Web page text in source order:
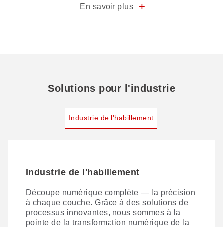
En savoir plus +
Solutions pour l'industrie
Industrie de l'habillement
Industrie de l'habillement
Découpe numérique complète — la précision
à chaque couche. Grâce à des solutions de
processus innovantes, nous sommes à la
pointe de la transformation numérique de la